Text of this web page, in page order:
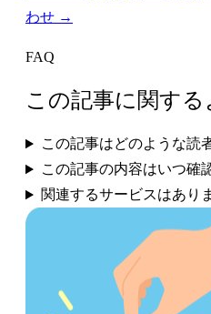
わせ →
FAQ
この記事に関す
この記事はどのような読
この記事の内容はいつ確
関連するサービスはあり